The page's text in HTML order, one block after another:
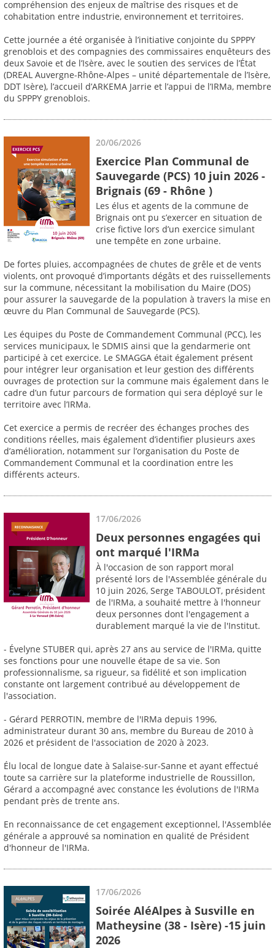
compréhension des enjeux de maîtrise des risques et de
cohabitation entre industrie, environnement et territoires.
Cette journée a été organisée à l’initiative conjointe du SPPPY
grenoblois et des compagnies des commissaires enquêteurs des
deux Savoie et de l’Isère, avec le soutien des services de l’État
(DREAL Auvergne-Rhône-Alpes – unité départementale de l’Isère,
DDT Isère), l’accueil d’ARKEMA Jarrie et l’appui de l’IRMa, membre
du SPPPY grenoblois.
20/06/2026
Exercice Plan Communal de
Sauvegarde (PCS) 10 juin 2026 -
Brignais (69 - Rhône )
Les élus et agents de la commune de
Brignais ont pu s’exercer en situation de
crise fictive lors d’un exercice simulant
une tempête en zone urbaine.
De fortes pluies, accompagnées de chutes de grêle et de vents
violents, ont provoqué d’importants dégâts et des ruissellements
sur la commune, nécessitant la mobilisation du Maire (DOS)
pour assurer la sauvegarde de la population à travers la mise en
œuvre du Plan Communal de Sauvegarde (PCS).
Les équipes du Poste de Commandement Communal (PCC), les
services municipaux, le SDMIS ainsi que la gendarmerie ont
participé à cet exercice. Le SMAGGA était également présent
pour intégrer leur organisation et leur gestion des différents
ouvrages de protection sur la commune mais également dans le
cadre d’un futur parcours de formation qui sera déployé sur le
territoire avec l’IRMa.
Cet exercice a permis de recréer des échanges proches des
conditions réelles, mais également d’identifier plusieurs axes
d’amélioration, notamment sur l’organisation du Poste de
Commandement Communal et la coordination entre les
différents acteurs.
17/06/2026
Deux personnes engagées qui
ont marqué l'IRMa
À l'occasion de son rapport moral
présenté lors de l'Assemblée générale du
10 juin 2026, Serge TABOULOT, président
de l'IRMa, a souhaité mettre à l'honneur
deux personnes dont l'engagement a
durablement marqué la vie de l'Institut.
- Évelyne STUBER qui, après 27 ans au service de l'IRMa, quitte
ses fonctions pour une nouvelle étape de sa vie. Son
professionnalisme, sa rigueur, sa fidélité et son implication
constante ont largement contribué au développement de
l'association.
- Gérard PERROTIN, membre de l'IRMa depuis 1996,
administrateur durant 30 ans, membre du Bureau de 2010 à
2026 et président de l'association de 2020 à 2023.
Élu local de longue date à Salaise-sur-Sanne et ayant effectué
toute sa carrière sur la plateforme industrielle de Roussillon,
Gérard a accompagné avec constance les évolutions de l'IRMa
pendant près de trente ans.
En reconnaissance de cet engagement exceptionnel, l'Assemblée
générale a approuvé sa nomination en qualité de Président
d'honneur de l'IRMa.
17/06/2026
Soirée AléAlpes à Susville en
Matheysine (38 - Isère) -15 juin
2026